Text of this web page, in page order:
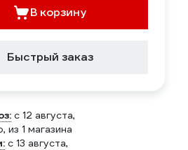
В корзину
Быстрый заказ
c 12 августа,
, из 1 магазина
c 13 августа,